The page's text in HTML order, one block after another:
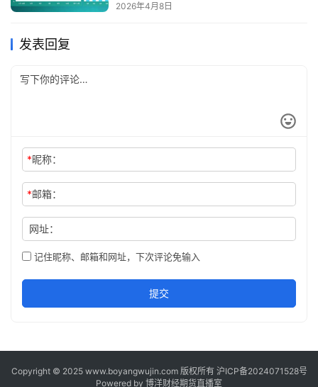
2026年4月8日
发表回复
*昵称：
*邮箱：
网址：
记住昵称、邮箱和网址，下次评论免输入
提交
Copyright © 2025 www.boyangwujin.com 版权所有 沪ICP备2024071528号
Powered by 博洋财经期货直播室